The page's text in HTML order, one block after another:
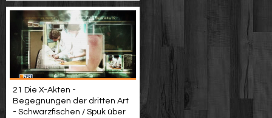
21 Die X-Akten -
Begegnungen der dritten Art
- Schwarzfischen / Spuk über